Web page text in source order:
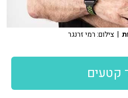
| צילום: רמי זרנגר
קטעים